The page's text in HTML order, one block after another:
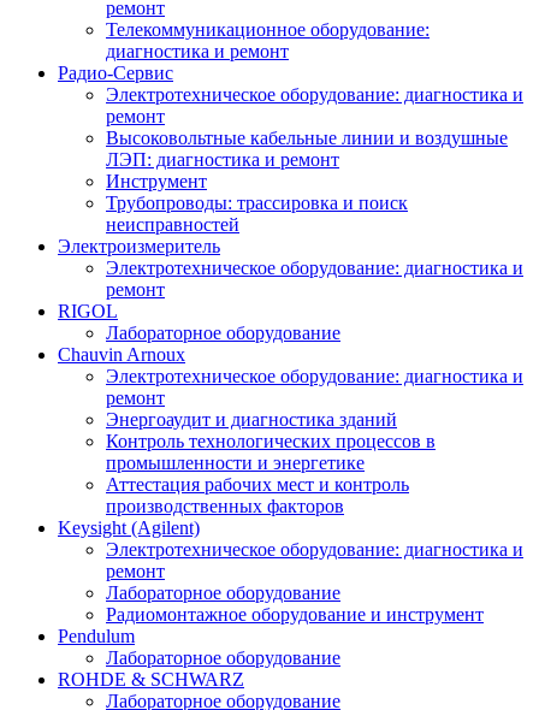
ремонт
Телекоммуникационное оборудование:
диагностика и ремонт
Радио-Cервис
Электротехническое оборудование: диагностика и
ремонт
Высоковольтные кабельные линии и воздушные
ЛЭП: диагностика и ремонт
Инструмент
Трубопроводы: трассировка и поиск
неисправностей
Электроизмеритель
Электротехническое оборудование: диагностика и
ремонт
RIGOL
Лабораторное оборудование
Chauvin Arnoux
Электротехническое оборудование: диагностика и
ремонт
Энергоаудит и диагностика зданий
Контроль технологических процессов в
промышленности и энергетике
Аттестация рабочих мест и контроль
производственных факторов
Keysight (Agilent)
Электротехническое оборудование: диагностика и
ремонт
Лабораторное оборудование
Радиомонтажное оборудование и инструмент
Pendulum
Лабораторное оборудование
ROHDE & SCHWARZ
Лабораторное оборудование